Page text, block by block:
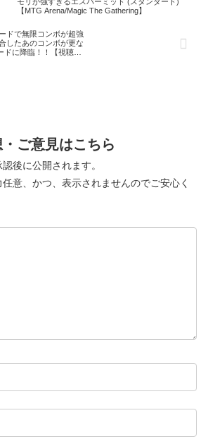
【MTG Arena/Magic The Gathering】
ドで無限コンボが超強
したあのコンボが更な
に降臨！！【視聴者
ご意見はこちら
後に公開されます。
意、かつ、表示されませんのでご安心く